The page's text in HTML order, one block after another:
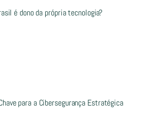
é dono da própria tecnologia?
para a Cibersegurança Estratégica